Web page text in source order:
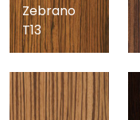
Zebrano
T13